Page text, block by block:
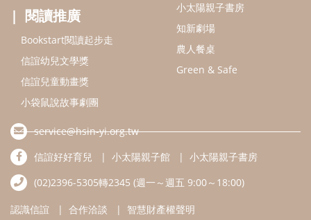
閱讀推廣
Bookstart閱讀起步走
信誼幼兒文學獎
信誼兒童動畫獎
小袋鼠說故事劇團
小太陽親子書房
知新劇場
農人餐桌
Green & Safe
service@hsin-yi.org.tw
信誼好好育兒
小太陽親子館
小太陽親子書房
(02)2396-5305轉2345 (週一～週五 9:00～18:00)
認識信誼 合作洽談 智慧財產權聲明